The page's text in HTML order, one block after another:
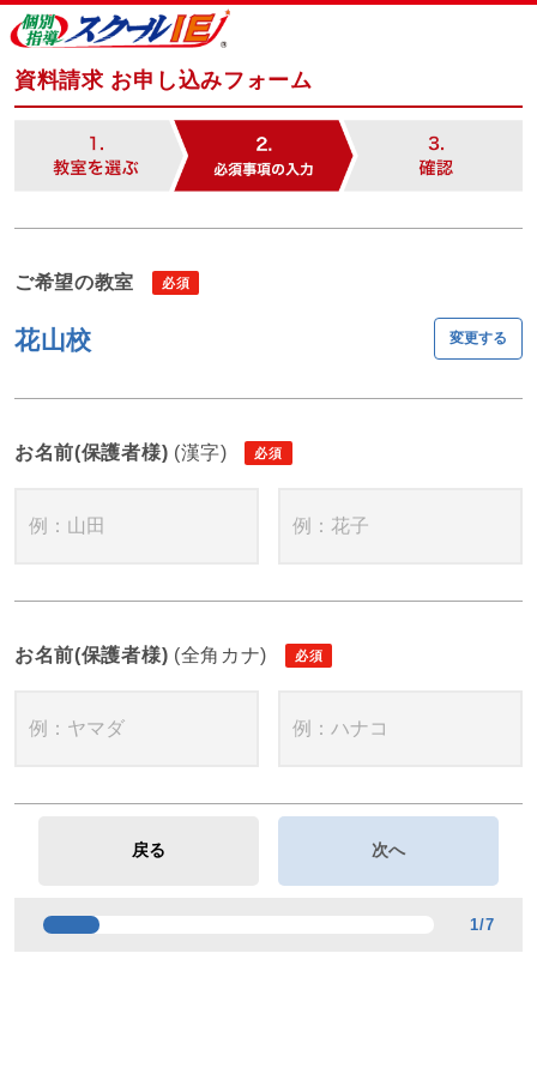
資料請求 お申し込みフォーム
ご希望の教室
花山校 変更する
お名前(保護者様) (漢字)
お名前(保護者様) (全角カナ)
1/7